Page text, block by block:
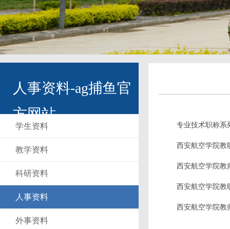
人事资料-ag捕鱼官
方网站
学生资料
教学资料
科研资料
人事资料
外事资料
专业技术职称系
西安航空学院教
西安航空学院教
西安航空学院教
西安航空学院教